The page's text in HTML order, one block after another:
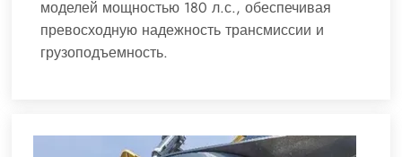
моделей мощностью 180 л.с., обеспечивая
превосходную надежность трансмиссии и
грузоподъемность.